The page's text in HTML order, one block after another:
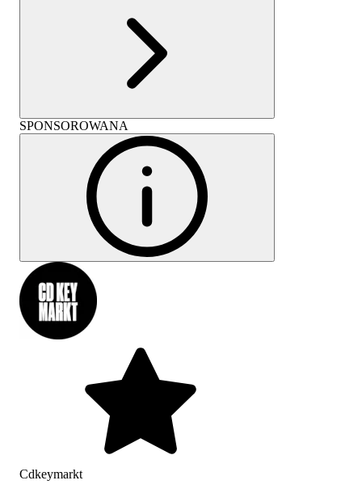
SPONSOROWANA
Cdkeymarkt